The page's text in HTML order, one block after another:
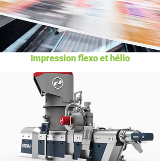
Impression flexo et hélio